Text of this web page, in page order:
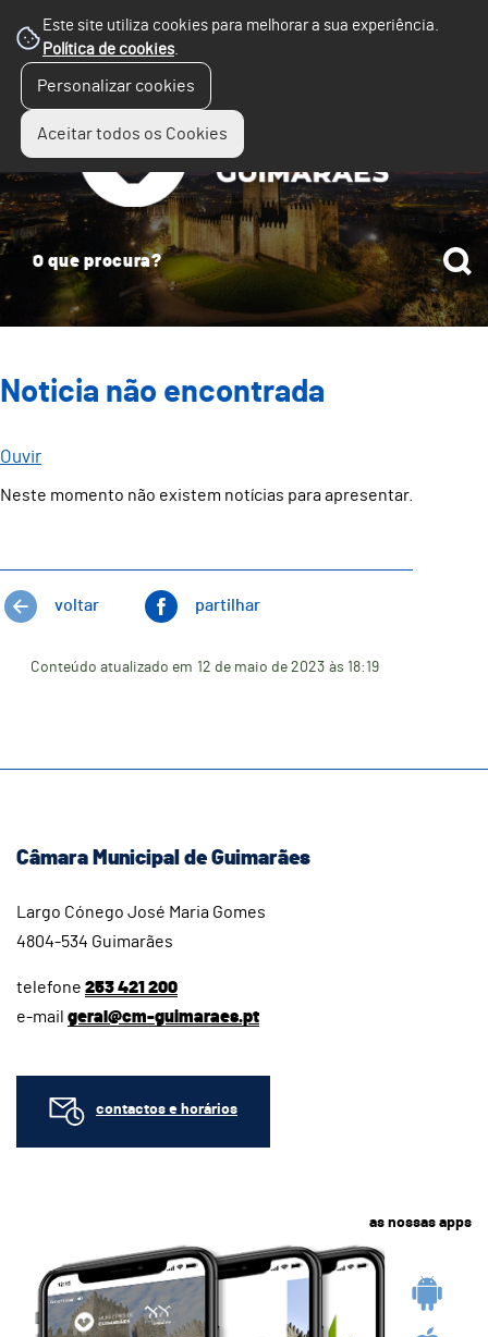
Este site utiliza cookies para melhorar a sua experiência.
Política de cookies.
Personalizar cookies
Aceitar todos os Cookies
Noticia não encontrada
Ouvir
Neste momento não existem notícias para apresentar.
voltar partilhar
Conteúdo atualizado em 12 de maio de 2023 às 18:19
Câmara Municipal de Guimarães
Largo Cónego José Maria Gomes
4804-534 Guimarães
telefone 253 421 200
e-mail geral@cm-guimaraes.pt
contactos e horários
as nossas apps